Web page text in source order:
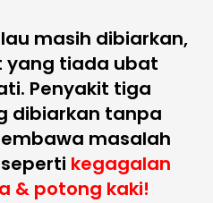
masih dibiarkan,
yang tiada ubat
Penyakit tiga
dibiarkan tanpa
masalah
kegagalan
& potong kaki!